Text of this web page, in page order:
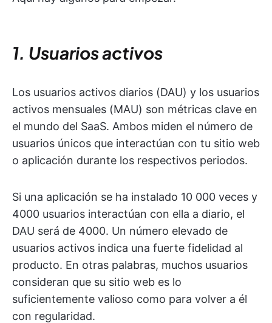
1. Usuarios activos
Los usuarios activos diarios (DAU) y los usuarios
activos mensuales (MAU) son métricas clave en
el mundo del SaaS. Ambos miden el número de
usuarios únicos que interactúan con tu sitio web
o aplicación durante los respectivos periodos.
Si una aplicación se ha instalado 10 000 veces y
4000 usuarios interactúan con ella a diario, el
DAU será de 4000. Un número elevado de
usuarios activos indica una fuerte fidelidad al
producto. En otras palabras, muchos usuarios
consideran que su sitio web es lo
suficientemente valioso como para volver a él
con regularidad.